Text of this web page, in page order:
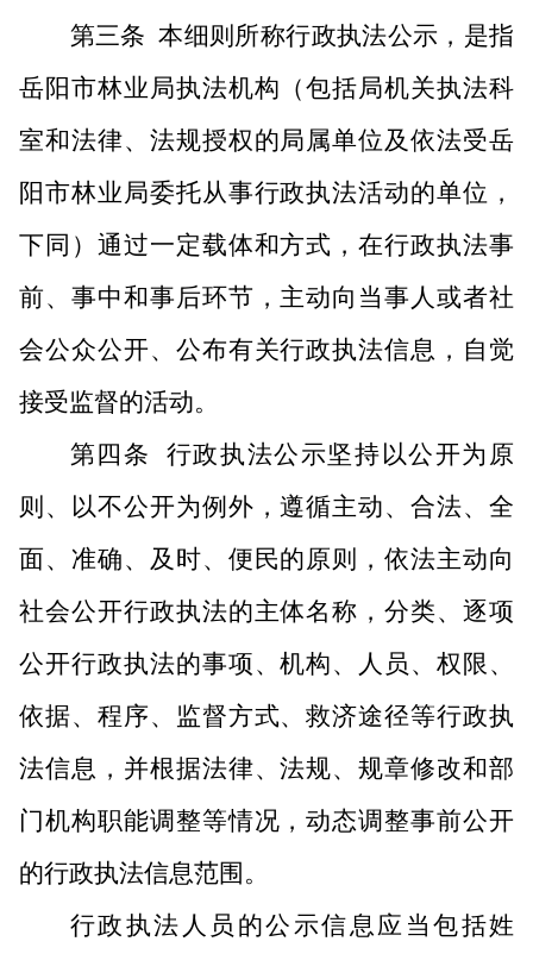
第三条 本细则所称行政执法公示，是指
岳阳市林业局执法机构（包括局机关执法科
室和法律、法规授权的局属单位及依法受岳
阳市林业局委托从事行政执法活动的单位，
下同）通过一定载体和方式，在行政执法事
前、事中和事后环节，主动向当事人或者社
会公众公开、公布有关行政执法信息，自觉
接受监督的活动。
第四条
行政执法公示坚持以公开为原
则、以不公开为例外，遵循主动、合法、全
面、准确、及时、便民的原则，依法主动向
社会公开行政执法的主体名称，分类、逐项
公开行政执法的事项、机构、人员、权限、
依据、程序、监督方式、救济途径等行政执
法信息，并根据法律、法规、规章修改和部
门机构职能调整等情况，动态调整事前公开
的行政执法信息范围。
行政执法人员的公示信息应当包括姓